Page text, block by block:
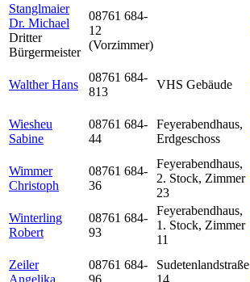
Stanglmaier
Dr. Michael
Dritter
Bürgermeister
08761 684-
12
(Vorzimmer)
Walther Hans
08761 684-
813
VHS Gebäude
Wiesheu
Sabine
08761 684-
44
Feyerabendhaus,
Erdgeschoss
Wimmer
Christoph
08761 684-
36
Feyerabendhaus,
2. Stock, Zimmer
23
Winterling
Robert
08761 684-
93
Feyerabendhaus,
1. Stock, Zimmer
11
Zeiler
Angelika
08761 684-
96
Sudetenlandstraße
14